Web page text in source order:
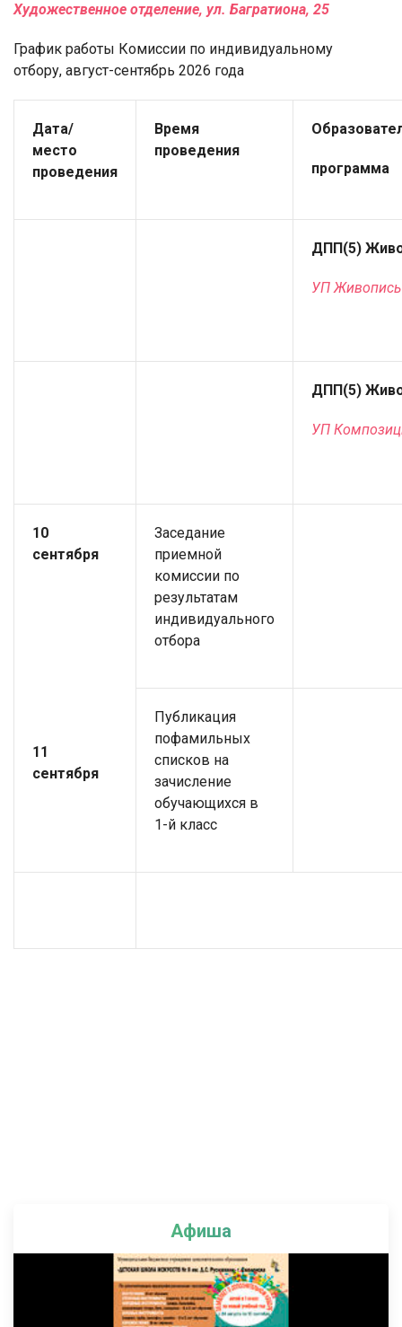
Афиша
Художественное отделение, ул. Багратиона, 25
График работы Комиссии по индивидуальному
отбору, август-сентябрь 2026 года
Дата/
место
проведения
Время
проведения
программа
ДПП(5)
УП Живопись
ДПП(5)
УП
10
сентября
11
сентября
Заседание
приемной
комиссии по
результатам
индивидуального
отбора
Публикация
пофамильных
списков на
зачисление
обучающихся в
1-й класс